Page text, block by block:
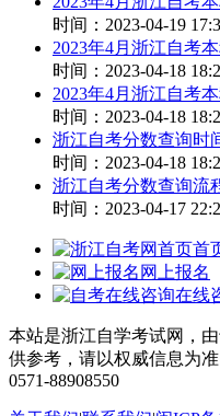
时间：2023-04-19
2023年4月浙江自考
时间：2023-04-18
2023年4月浙江自考
时间：2023-04-18
浙江自考分数查询时
时间：2023-04-18
浙江自考分数查询流
时间：2023-04-17
首
网上报名
在线
本站是浙江自学考试网，
供参考，请以权威信息为
0571-88908550